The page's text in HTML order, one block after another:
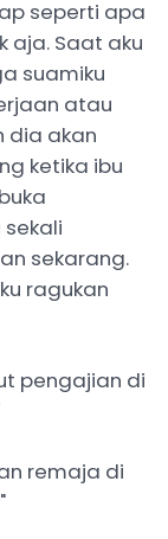
seperti apa
aja. Saat aku
suamiku
atau
dia akan
ketika ibu
sekarang.
ragukan
pengajian di
remaja di